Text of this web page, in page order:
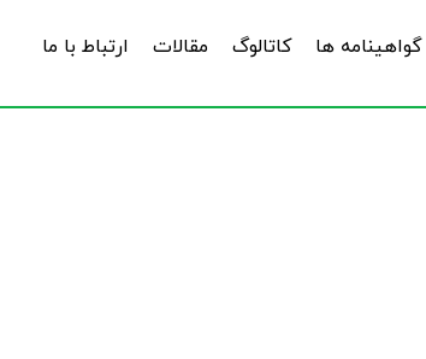
گواهینامه ها کاتالوگ مقالات ارتباط با ما